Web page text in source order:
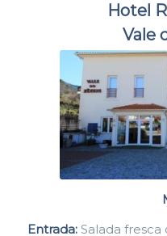
Hotel
Vale
Entrada:Salada fresca